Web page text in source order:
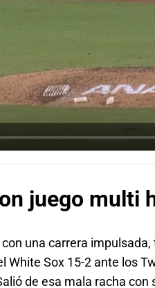
juego multi
con una carrera
White Sox 15-2 ante los
de esa mala racha